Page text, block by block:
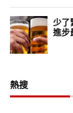
熱搜